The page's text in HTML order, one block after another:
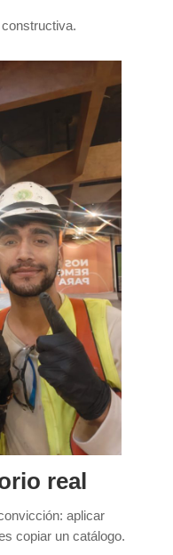
real
aplicar
copiar un catálogo.